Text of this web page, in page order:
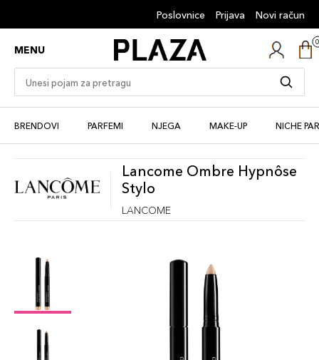
Poslovnice Prijava Novi račun
MENU
BRENDOVI PARFEMI NJEGA MAKE-UP NICHE
Lancome Ombre Hypnôse
Stylo
LANCOME